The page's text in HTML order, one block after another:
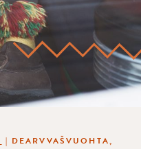
| DEARVVAŠVUOHTA,